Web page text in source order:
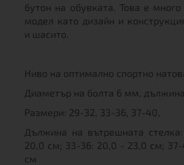
бутон на обувката. Това е
модел като дизайн и
и шасито.
Ниво на оптимално спортно
Диаметър на болта 6 мм,
Размери: 29-32, 33-36, 37-40,
Дължина на вътрешната
20,0 см; 33-36: 20,0 - 23,0 см;
см